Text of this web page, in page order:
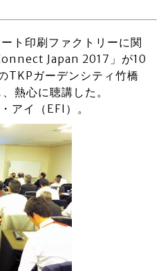
ト印刷ファクトリーに関
Japan 2017」が10
TKPガーデンシティ竹橋
熱心に聴講した。
アイ（EFI）。